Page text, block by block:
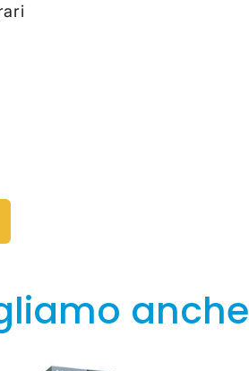
anche